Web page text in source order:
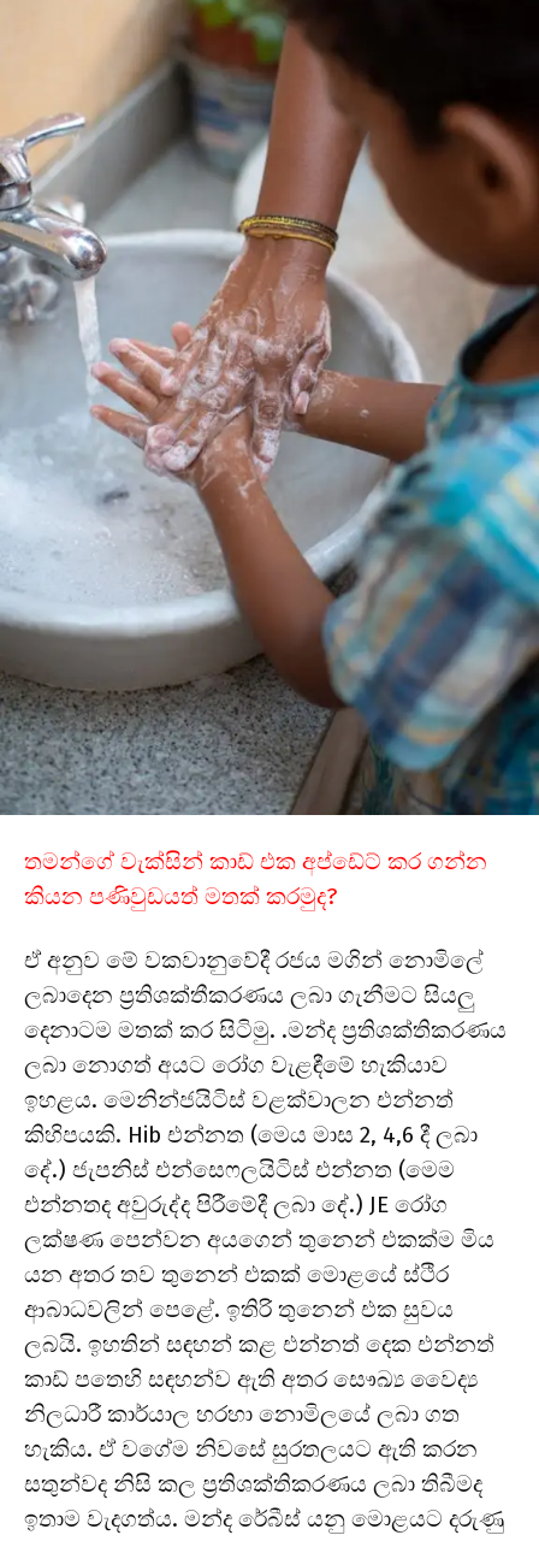
තමන්ගේ වැක්සින් කාඩ් එක අප්ඩේට් කර ගන්න
කියන පණිවුඩයත් මතක් කරමුද?
ඒ අනුව මේ වකවානුවේදී රජය මගින් නොමිලේ
ලබාදෙන ප්‍රතිශක්තීකරණය ලබා ගැනීමට සියලු
දෙනාටම මතක් කර සිටිමු. .මන්ද ප්‍රතිශක්තිකරණය
ලබා නොගත් අයට රෝග වැළඳීමේ හැකියාව
ඉහළය. මෙනින්ජයිටිස් වළක්වාලන එන්නත්
කිහිපයකි. Hib එන්නත (මෙය මාස 2, 4,6 දී ලබා
දේ.) ජැපනිස් එන්සෙෆලයිටිස් එන්නත (මෙම
එන්නතද අවුරුද්ද පිරීමේදී ලබා දේ.) JE රෝග
ලක්ෂණ පෙන්වන අයගෙන් තුනෙන් එකක්ම මිය
යන අතර තව තුනෙන් එකක් මොළයේ ස්ථිර
ආබාධවලින් පෙළේ. ඉතිරි තුනෙන් එක සුවය
ලබයි. ඉහතින් සඳහන් කළ එන්නත් දෙක එන්නත්
කාඩ් පතෙහි සඳහන්ව ඇති අතර සෞඛ්‍ය වෛද්‍ය
නිලධාරී කාර්යාල හරහා නොමිලයේ ලබා ගත
හැකිය. ඒ වගේම නිවසේ සුරතලයට ඇති කරන
සතුන්වද නිසි කල ප්‍රතිශක්තිකරණය ලබා තිබීමද
ඉතාම වැදගත්ය. මන්ද රේබීස් යනු මොළයට දරුණු